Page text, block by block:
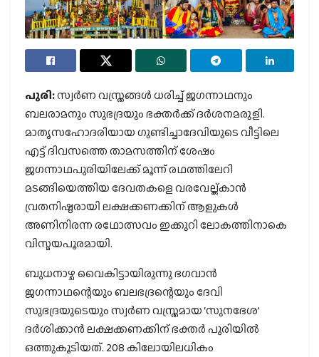
പുരി:സ്വര്‍ണ വസ്ത്രങ്ങള്‍ ധരിച്ച് ജഗന്നാഥനും
ബലരാമനും സുഭദ്രയും ഭക്തര്‍ക്ക് ദര്‍ശനമരുളി.
മാതൃസഹോദരിയായ ഗുണ്ടിച്ചാദേവിയുടെ വീട്ടിലെ
എട്ട് ദിവസത്തെ താമസത്തിന് ശേഷം
ജഗന്നാഥപുരിയിലേക്ക് മൂന്ന് രഥത്തിലേറി
മടങ്ങിയെത്തിയ ദേവതകളെ വരവേല്ക്കാന്‍
വ്രതനിഷ്ഠരായി ലക്ഷക്കണക്കിന് ആളുകള്‍
അണിനിരന്ന രഥോത്സവം ഇക്കുറി ലോകത്തിനാകെ
വിസ്മയപൂരമായി.
ബുധനാഴ്ച വൈകിട്ടായിരുന്നു ഭഗവാന്‍
ജഗന്നാഥന്റെയും ബലഭദ്രന്റെയും ദേവി
സുഭദ്രയുടെയും സ്വര്‍ണ വസ്ത്രമായ ‘സുനഭേശ’
ദര്‍ശിക്കാന്‍ ലക്ഷക്കണക്കിന് ഭക്തര്‍ പുരിയില്‍
ഒത്തുകൂടിയത്. 208 കിലോയിലധികം